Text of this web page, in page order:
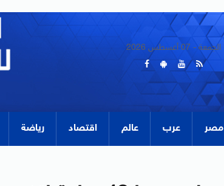
الجمعة - 07 أغسطس 2026
مصر عرب عالم اقتصاد رياضة